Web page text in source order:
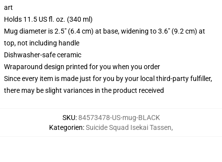
art
Holds 11.5 US fl. oz. (340 ml)
Mug diameter is 2.5" (6.4 cm) at base, widening to 3.6" (9.2 cm) at
top, not including handle
Dishwasher-safe ceramic
Wraparound design printed for you when you order
Since every item is made just for you by your local third-party fulfiller,
there may be slight variances in the product received
SKU:84573478-US-mug-BLACK
Kategorien:Suicide Squad Isekai Tassen,